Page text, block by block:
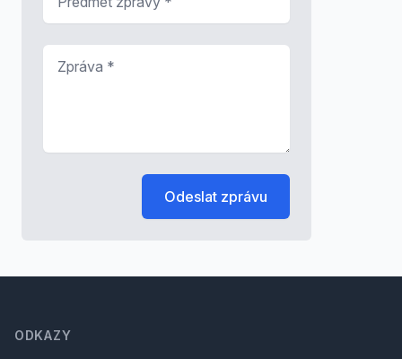
Odeslat zprávu
ODKAZY